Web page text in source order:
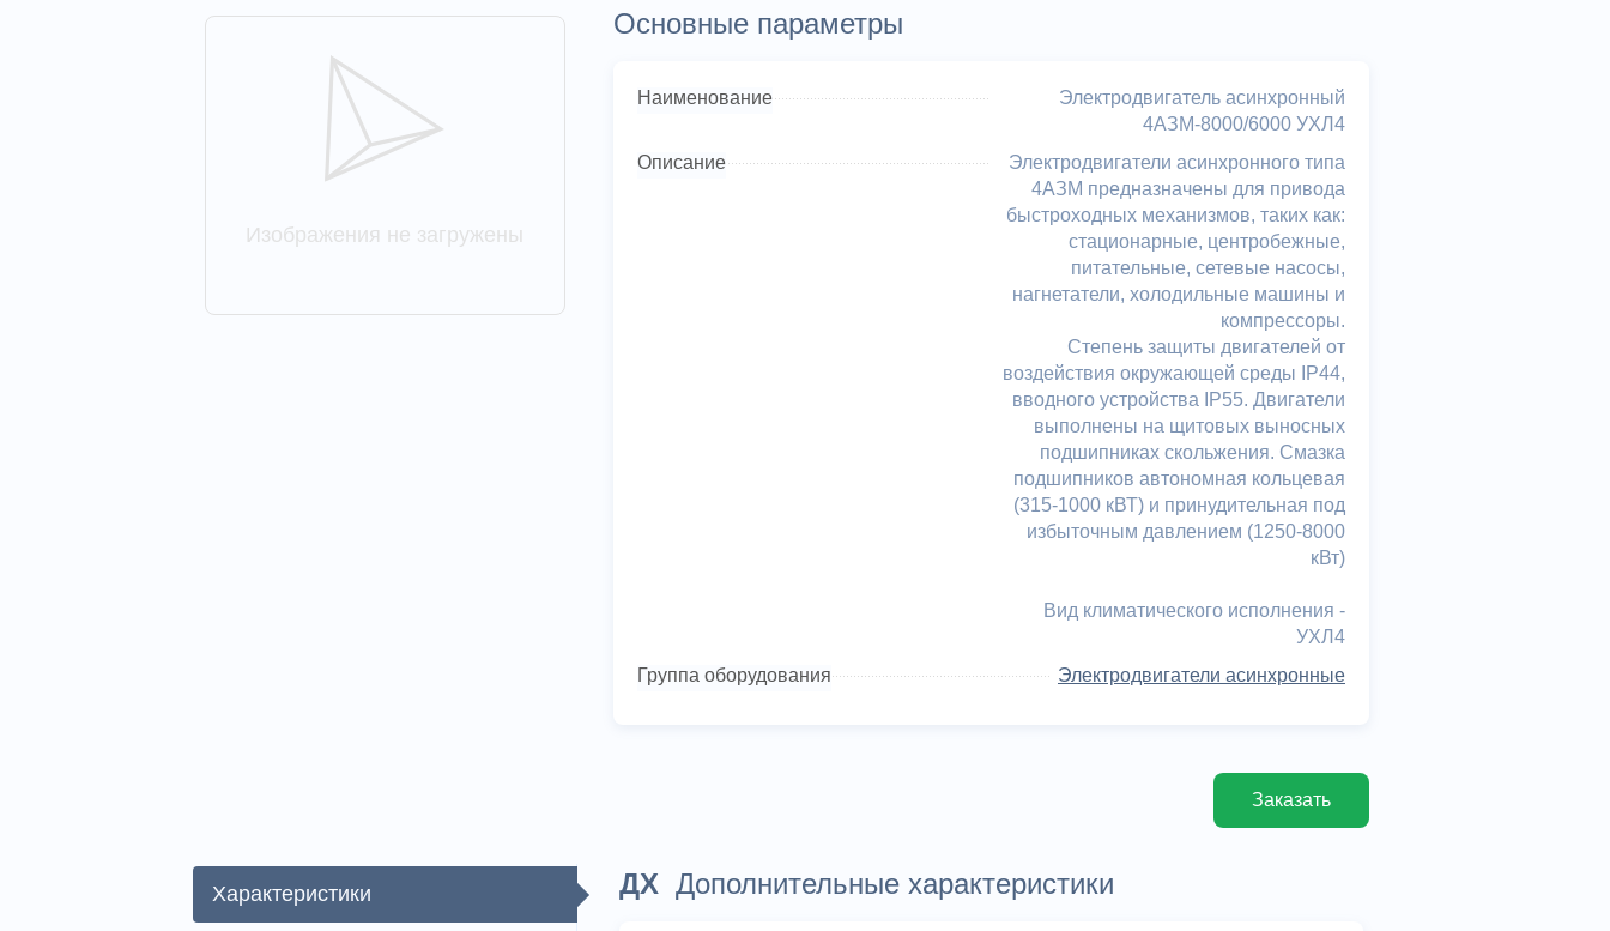
Изображения не загружены
Основные параметры
Наименование
Электродвигатель асинхронный
4АЗМ-8000/6000 УХЛ4
Описание
Электродвигатели асинхронного типа
4АЗМ предназначены для привода
быстроходных механизмов, таких как:
стационарные, центробежные,
питательные, сетевые насосы,
нагнетатели, холодильные машины и
компрессоры.
Степень защиты двигателей от
воздействия окружающей среды IP44,
вводного устройства IP55. Двигатели
выполнены на щитовых выносных
подшипниках скольжения. Смазка
подшипников автономная кольцевая
(315-1000 кВТ) и принудительная под
избыточным давлением (1250-8000
кВт)
Вид климатического исполнения -
УХЛ4
Группа оборудования
Электродвигатели асинхронные
Заказать
Характеристики ДХ Дополнительные характеристики